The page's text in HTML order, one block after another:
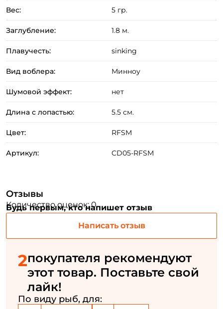
Вес: 5 гр.
Заглубление: 1.8 м.
Плавучесть: sinking
Вид воблера: Минноу
Шумовой эффект: нет
Длина с лопастью: 5.5 см.
Цвет: RFSM
Артикул: CD05-RFSM
Отзывы
Количество оценок: 0
Будь первым, кто напишет отзыв
Написать отзыв
2покупателя рекомендуют
этот товар. Поставьте свой
лайк!
По виду рыб, для:
Создать аккаунт
ФИО: *